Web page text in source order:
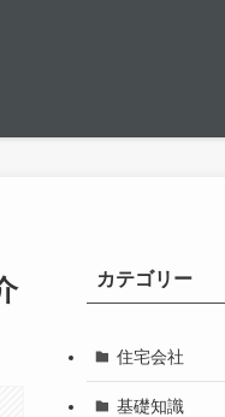
カテゴリー
住宅会社
基礎知識